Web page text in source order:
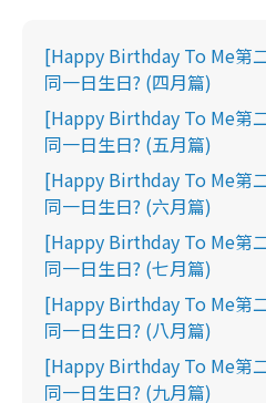
[Happy Birthday To Me第
同一日生日? (四月篇)
[Happy Birthday To Me第
同一日生日? (五月篇)
[Happy Birthday To Me第
同一日生日? (六月篇)
[Happy Birthday To Me第
同一日生日? (七月篇)
[Happy Birthday To Me第
同一日生日? (八月篇)
[Happy Birthday To Me第
同一日生日? (九月篇)